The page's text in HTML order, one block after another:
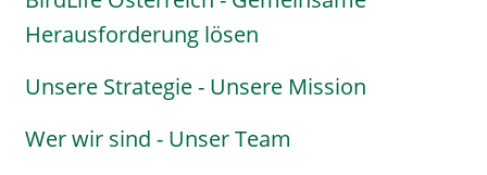
Menu
Herausforderung lösen
Unsere Strategie - Unsere Mission
Wer wir sind - Unser Team